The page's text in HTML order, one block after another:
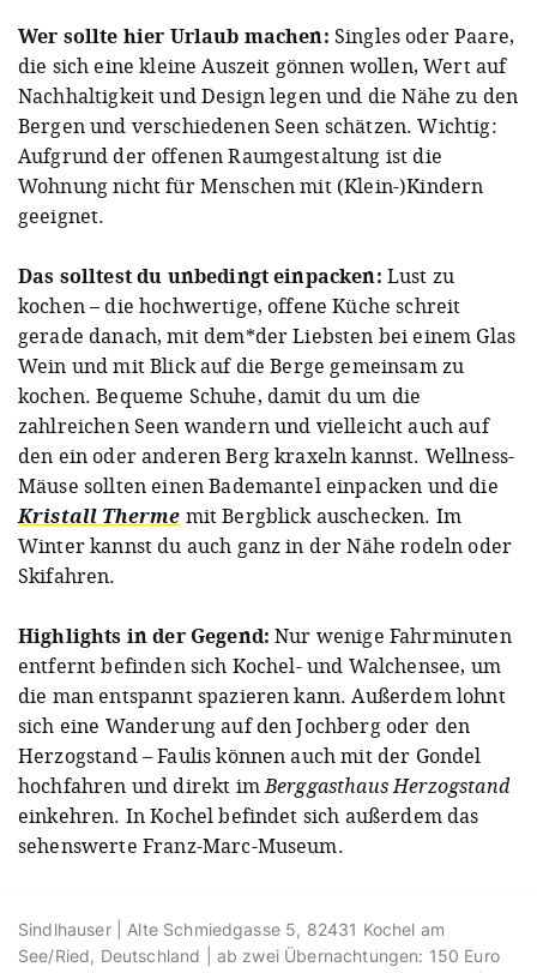
Wer sollte hier Urlaub machen: Singles oder Paare,
die sich eine kleine Auszeit gönnen wollen, Wert auf
Nachhaltigkeit und Design legen und die Nähe zu den
Bergen und verschiedenen Seen schätzen. Wichtig:
Aufgrund der offenen Raumgestaltung ist die
Wohnung nicht für Menschen mit (Klein-)Kindern
geeignet.
Das solltest du unbedingt einpacken: Lust zu
kochen – die hochwertige, offene Küche schreit
gerade danach, mit dem*der Liebsten bei einem Glas
Wein und mit Blick auf die Berge gemeinsam zu
kochen. Bequeme Schuhe, damit du um die
zahlreichen Seen wandern und vielleicht auch auf
den ein oder anderen Berg kraxeln kannst. Wellness-
Mäuse sollten einen Bademantel einpacken und die
Kristall Therme mit Bergblick auschecken. Im
Winter kannst du auch ganz in der Nähe rodeln oder
Skifahren.
Highlights in der Gegend:Nur wenige Fahrminuten
entfernt befinden sich Kochel- und Walchensee, um
die man entspannt spazieren kann. Außerdem lohnt
sich eine Wanderung auf den Jochberg oder den
Herzogstand – Faulis können auch mit der Gondel
hochfahren und direkt imBerggasthaus Herzogstand
einkehren. In Kochel befindet sich außerdem das
sehenswerte Franz-Marc-Museum.
Sindlhauser | Alte Schmiedgasse 5, 82431 Kochel am
See/Ried, Deutschland | ab zwei Übernachtungen: 150 Euro